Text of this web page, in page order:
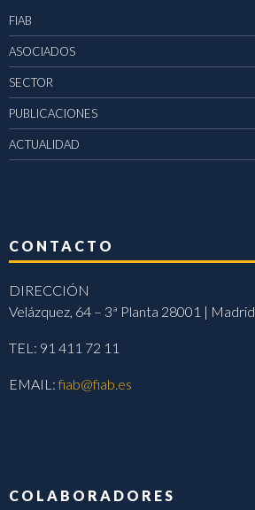
FIAB
ASOCIADOS
SECTOR
PUBLICACIONES
ACTUALIDAD
CONTACTO
DIRECCIÓN
Velázquez, 64 – 3ª Planta 28001 | Madrid
TEL: 91 411 72 11
EMAIL:fiab@fiab.es
COLABORADORES